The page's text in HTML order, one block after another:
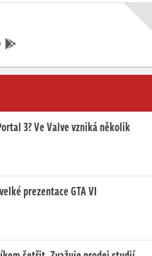
3? Ve Valve vzniká několik
prezentace GTA VI